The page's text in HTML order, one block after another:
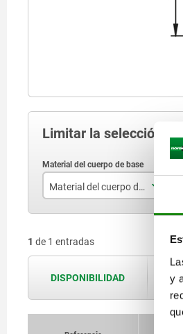
y
Limitar la selección de
Material del cuerpo de base
acero inoxidable
1 de 1 entradas
DISPONIBILIDAD